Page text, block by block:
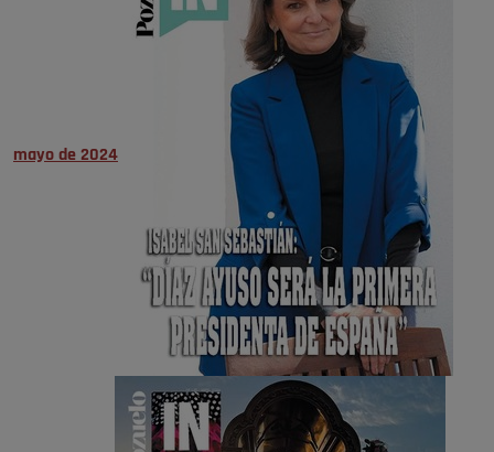
mayo de 2024